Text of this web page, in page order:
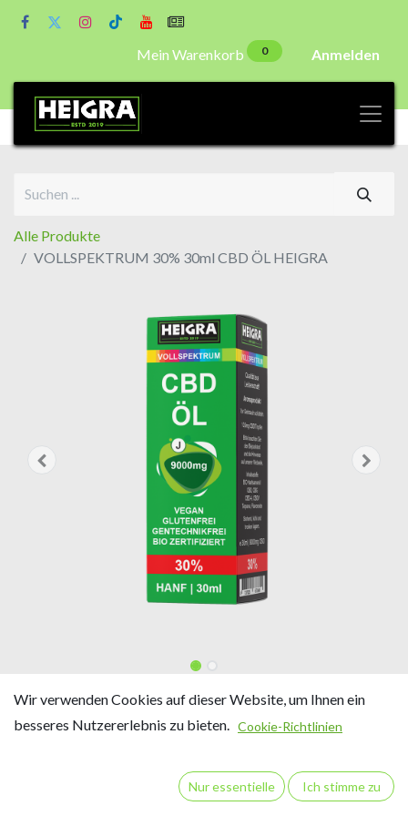
Mein Warenkorb 0 Anmelden
Alle Produkte
VOLLSPEKTRUM 30% 30ml CBD ÖL HEIGRA
VOLLSPEKTRUM 30% 30ml CBD
ÖL HEIGRA
Inhalt: 30 ml / ca. 825 Tropfen
Wir verwenden Cookies auf dieser Website, um Ihnen ein
besseres Nutzererlebnis zu bieten. Cookie-Richtlinien
Nur essentielle Ich stimme zu